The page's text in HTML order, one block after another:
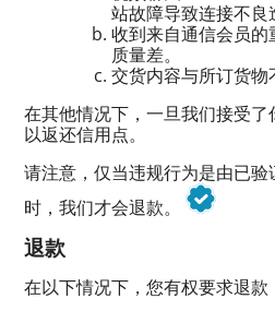
站故障导致连接不良
收到来自通信会员
质量差。
交货内容与所订货物
在其他情况下，一旦我们接受
以返还信用点。
请注意，仅当违规行为是由已验
时，我们才会退款。
退款
在以下情况下，您有权要求退款